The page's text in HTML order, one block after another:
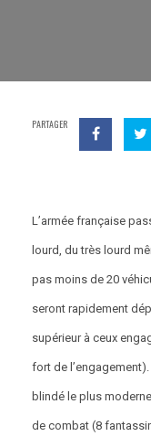
PARTAGER
L’armée française
lourd, du très lourd
pas moins de 20
seront rapidement
supérieur à ceux
fort de
blindé le plus
de combat (8